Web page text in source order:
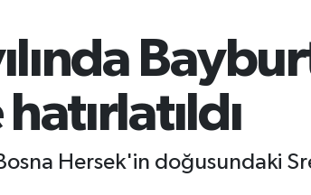
Hersek'in doğusundaki